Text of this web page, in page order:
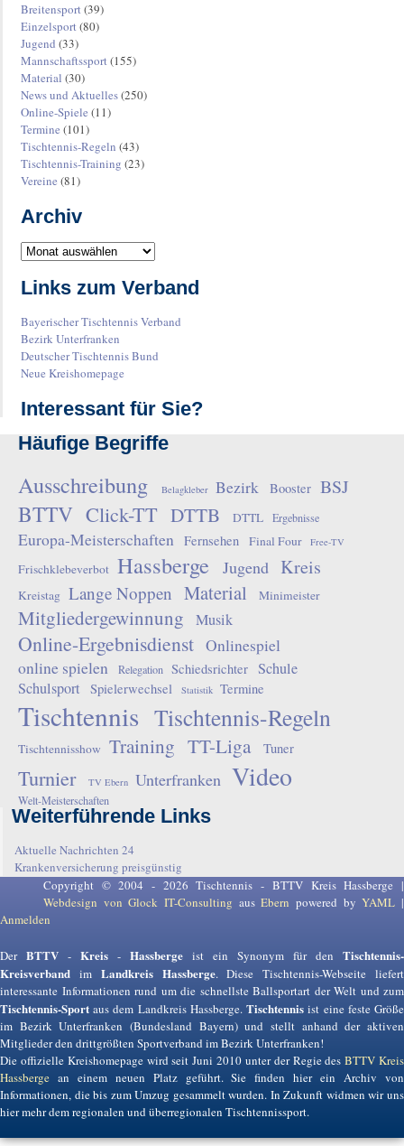
Breitensport(39)
Einzelsport(80)
Jugend (33)
Mannschaftssport(155)
Material (30)
News und Aktuelles(250)
Online-Spiele (11)
Termine (101)
Tischtennis-Regeln (43)
Tischtennis-Training (23)
Vereine (81)
Archiv
Links zum Verband
Bayerischer Tischtennis Verband
Bezirk Unterfranken
Deutscher Tischtennis Bund
Neue Kreishomepage
Interessant für Sie?
Häufige Begriffe
Ausschreibung Belagkleber Bezirk Booster BSJ
BTTV Click-TT DTTB DTTL Ergebnisse
Europa-Meisterschaften Fernsehen Final Four Free-TV
Frischklebeverbot Hassberge Jugend Kreis
Kreistag Lange Noppen Material Minimeister
Mitgliedergewinnung Musik
Online-Ergebnisdienst Onlinespiel
online spielen
Relegation Schiedsrichter Schule
Schulsport
Spielerwechsel Statistik Termine
Tischtennis Tischtennis-Regeln
Tischtennisshow Training TT-Liga Tuner
Turnier TV Ebern Unterfranken Video
Welt-Meisterschaften
Weiterführende Links
Aktuelle Nachrichten 24
Krankenversicherung preisgünstig
Copyright © 2004 - 2026 Tischtennis - BTTV Kreis Hassberge |
Webdesign von Glock IT-Consulting ausEbern powered byYAML |
Anmelden
Der BTTV - Kreis - Hassberge ist ein Synonym für den Tischtennis-
Kreisverband im Landkreis Hassberge. Diese Tischtennis-Webseite liefert
interessante Informationen rund um die schnellste Ballsportart der Welt und zum
Tischtennis-Sport aus dem Landkreis Hassberge.Tischtennis ist eine feste Größe
im Bezirk Unterfranken (Bundesland Bayern) und stellt anhand der aktiven
Mitglieder den drittgrößten Sportverband im Bezirk Unterfranken!
Die offizielle Kreishomepage wird seit Juni 2010 unter der Regie desBTTV Kreis
Hassberge an einem neuen Platz geführt. Sie finden hier ein Archiv von
Informationen, die bis zum Umzug gesammelt wurden. In Zukunft widmen wir uns
hier mehr dem regionalen und überregionalen Tischtennissport.